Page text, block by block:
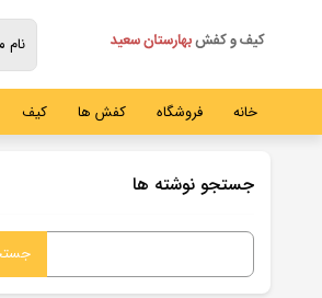
خانه فروشگاه کفش ها کیف
جستجو نوشته ها
برای: